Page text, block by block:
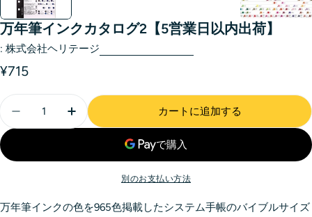
万年筆インクカタログ2【5営業日以内出荷】
: 株式会社ヘリテージ
¥715
カートに追加する
別のお支払い方法
万年筆インクの色を965色掲載したシステム手帳のバイブルサイズ